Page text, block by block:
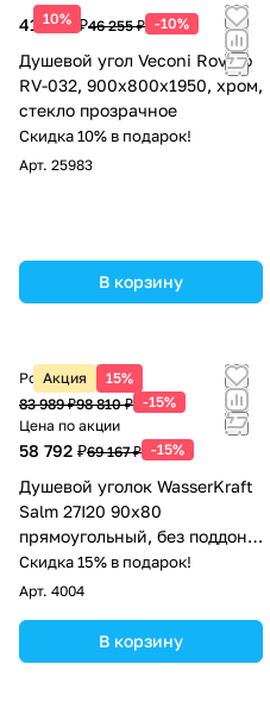
10%
41 630 ₽46 255 ₽ -10%
Душевой угол Veconi Rovigo
RV-032, 900х800х1950, хром,
стекло прозрачное
Скидка 10% в подарок!
Арт. 25983
В корзину
Акция 15%
Розничная цена
83 989 ₽98 810 ₽ -15%
Цена по акции
58 792 ₽69 167 ₽ -15%
Душевой уголок WasserKraft
Salm 27I20 90х80
прямоугольный, без поддона,
прозрачное стекло, хром
Скидка 15% в подарок!
Арт. 4004
В корзину